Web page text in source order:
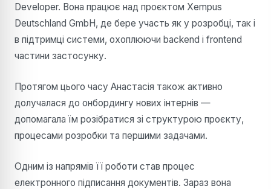
Developer. Вона працює над проєктом Xempus
Deutschland GmbH, де бере участь як у розробці, так і
в підтримці системи, охоплюючи backend і frontend
частини застосунку.
Протягом цього часу Анастасія також активно
долучалася до онбордингу нових інтернів —
допомагала їм розібратися зі структурою проєкту,
процесами розробки та першими задачами.
Одним із напрямів її роботи став процес
електронного підписання документів. Зараз вона